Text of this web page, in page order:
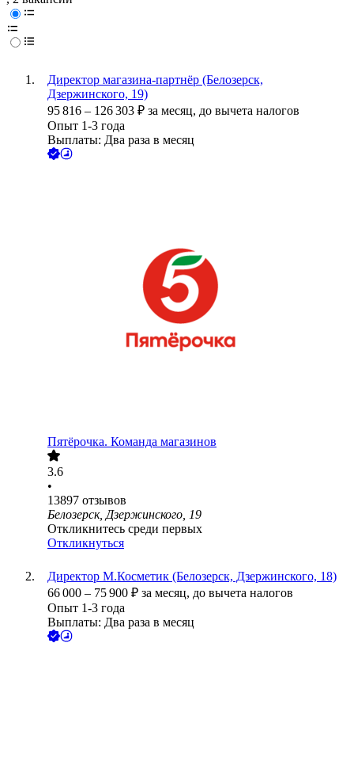
Директор магазина-партнёр (Белозерск,
Дзержинского, 19)
95 816 – 126 303 ₽ за месяц, до вычета налогов
Опыт 1-3 года
Выплаты: Два раза в месяц
Пятёрочка. Команда магазинов
3.6
•
13897 отзывов
Белозерск, Дзержинского, 19
Откликнитесь среди первых
Откликнуться
Директор М.Косметик (Белозерск, Дзержинского, 18)
66 000 – 75 900 ₽ за месяц, до вычета налогов
Опыт 1-3 года
Выплаты: Два раза в месяц